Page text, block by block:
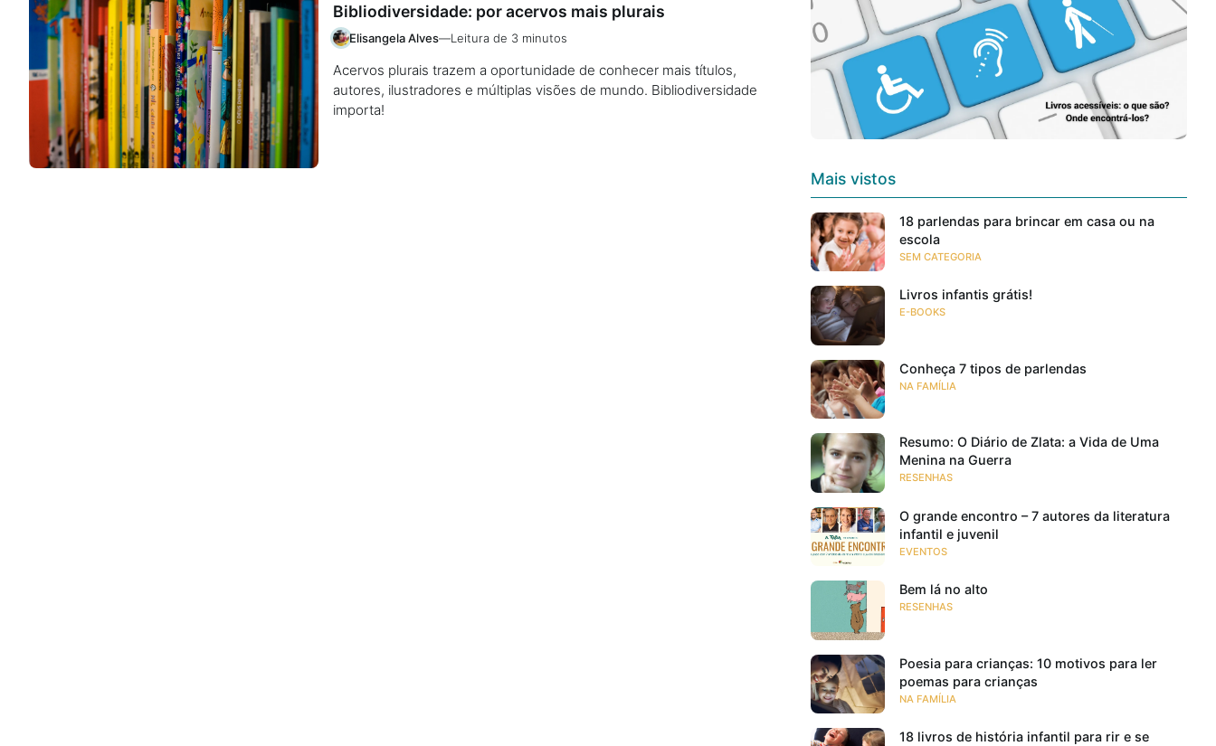
Cursos On line
E-Books
Eventos
Bibliodiversidade: por acervos mais plurais
Elisangela Alves—Leitura de 3 minutos
Acervos plurais trazem a oportunidade de conhecer mais títulos,
autores, ilustradores e múltiplas visões de mundo. Bibliodiversidade
importa!
Mais vistos
18 parlendas para brincar em casa ou na
escola
SEM CATEGORIA
Livros infantis grátis!
E-BOOKS
Conheça 7 tipos de parlendas
NA FAMÍLIA
Resumo: O Diário de Zlata: a Vida de Uma
Menina na Guerra
RESENHAS
O grande encontro – 7 autores da literatura
infantil e juvenil
EVENTOS
Bem lá no alto
RESENHAS
Poesia para crianças: 10 motivos para ler
poemas para crianças
NA FAMÍLIA
18 livros de história infantil para rir e se